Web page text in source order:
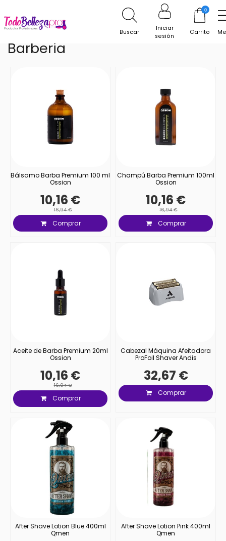
Buscar
Iniciar
sesión
0
Carrito
Barberia
Bálsamo Barba Premium 100 ml
Ossion
10,16 €
16,94 €
Comprar
Champú Barba Premium 100ml
Ossion
10,16 €
16,94 €
Comprar
Aceite de Barba Premium 20ml
Ossion
10,16 €
16,94 €
Comprar
Cabezal Máquina Afeitadora
ProFoil Shaver Andis
32,67 €
Comprar
After Shave Lotion Blue 400ml
Qmen
After Shave Lotion Pink 400ml
Qmen